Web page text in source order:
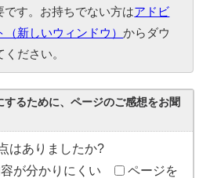
です。お持ちでない方はアドビ
（新しいウィンドウ）からダウ
ださい。
するために、ページのご感想をお聞
はありましたか?
が分かりにくい
ページを